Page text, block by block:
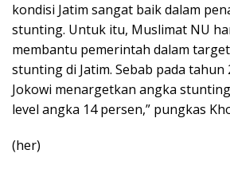
kondisi Jatim sangat baik dalam
stunting. Untuk itu, Muslimat NU
membantu pemerintah dalam
stunting di Jatim. Sebab pada tahun
Jokowi menargetkan angka
level angka 14 persen,” pungkas
(her)